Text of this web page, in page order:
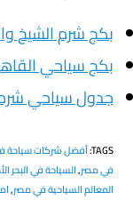
بكج شرم الشيخ والقاهرة 6
بكج سياحي القاهرة
جدول سياحي شرم الشيخ
TAGS
:أفضل شركات سياحة
في مصر,السياحة في البحر
المعالم السياحية في مصر,